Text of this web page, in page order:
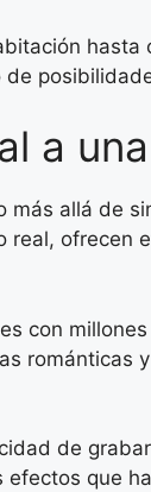
a
más allá de
real, ofrecen
con
románticas
de
que